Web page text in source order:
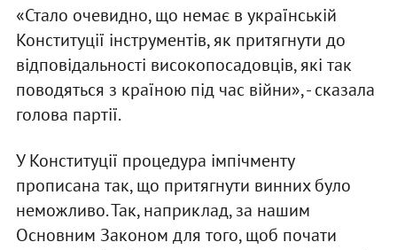
«Стало очевидно, що немає в українській
Конституції інструментів, як притягнути до
відповідальності високопосадовців, які так
поводяться з країною під час війни», - сказала
голова партії.
У Конституції процедура імпічменту
прописана так, що притягнути винних було
неможливо. Так, наприклад, за нашим
Основним Законом для того, щоб почати